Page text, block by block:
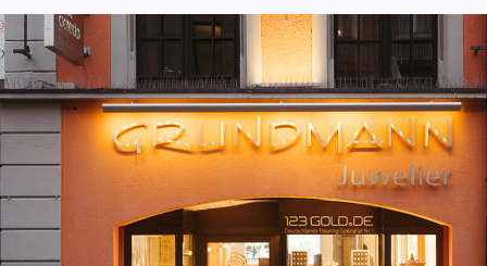
SEITE
SEITESEITESEITE